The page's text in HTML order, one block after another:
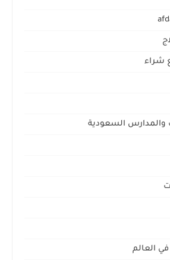
شراء
والمدارس السعودية
العالم